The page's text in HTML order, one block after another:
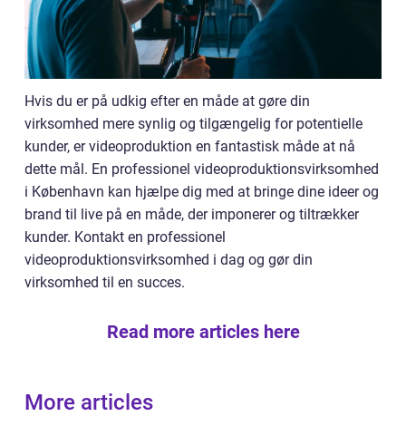
Hvis du er på udkig efter en måde at gøre din
virksomhed mere synlig og tilgængelig for potentielle
kunder, er videoproduktion en fantastisk måde at nå
dette mål. En professionel videoproduktionsvirksomhed
i København kan hjælpe dig med at bringe dine ideer og
brand til live på en måde, der imponerer og tiltrækker
kunder. Kontakt en professionel
videoproduktionsvirksomhed i dag og gør din
virksomhed til en succes.
Read more articles here
More articles